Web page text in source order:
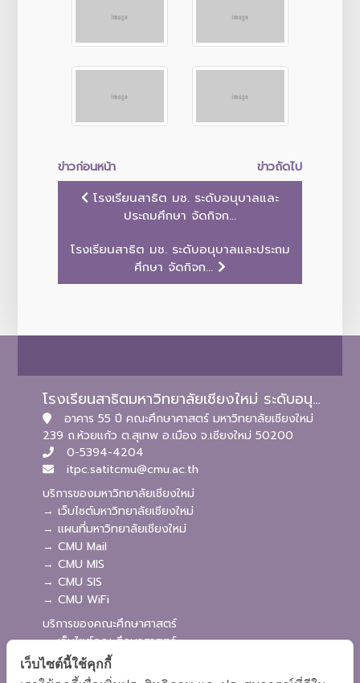
ข่าวก่อนหน้า
ข่าวถัดไป
โรงเรียนสาธิต มช. ระดับอนุบาลและ
ประถมศึกษา จัดกิจก...
โรงเรียนสาธิต มช. ระดับอนุบาลและประถม
ศึกษา จัดกิจก...
โรงเรียนสาธิตมหาวิทยาลัยเชียงใหม่ ระดับอนุบาลและประถมศึกษา
อาคาร 55 ปี คณะศึกษาศาสตร์ มหาวิทยาลัยเชียงใหม่
239 ถ.ห้วยแก้ว ต.สุเทพ อ.เมือง จ.เชียงใหม่ 50200
0-5394-4204
itpc.satitcmu@cmu.ac.th
บริการของมหาวิทยาลัยเชียงใหม่
→ เว็บไซต์มหาวิทยาลัยเชียงใหม่
→ แผนที่มหาวิทยาลัยเชียงใหม่
→ CMU Mail
→ CMU MIS
→ CMU SIS
→ CMU WiFi
บริการของคณะศึกษาศาสตร์
→ เว็บไซต์คณะศึกษาศาสตร์
→ ระบบจัดการเว็บไซต์
→ ระบบ Admission
เว็บไซต์นี้ใช้คุกกี้